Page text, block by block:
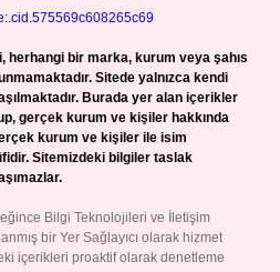
herhangi bir marka, kurum veya şahıs
Sitede yalnızca kendi
Burada yer alan içerikler
gerçek kurum ve kişiler hakkında
kurum ve kişiler ile isim
Sitemizdeki bilgiler taslak
Bilgi Teknolojileri ve İletişim
bir Yer Sağlayıcı olarak hizmet
içerikleri proaktif olarak denetleme